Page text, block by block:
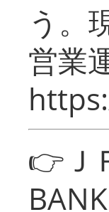
う。
営業
👉Ｊ